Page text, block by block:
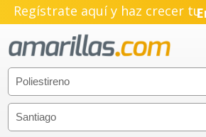
Regístrate aquí y haz crecer tu